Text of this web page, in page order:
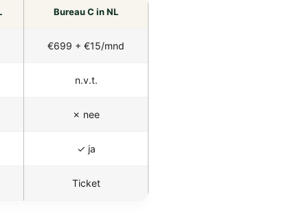
Bureau C in NL
€699 + €15/mnd
n.v.t.
✗ nee
✓ ja
Ticket